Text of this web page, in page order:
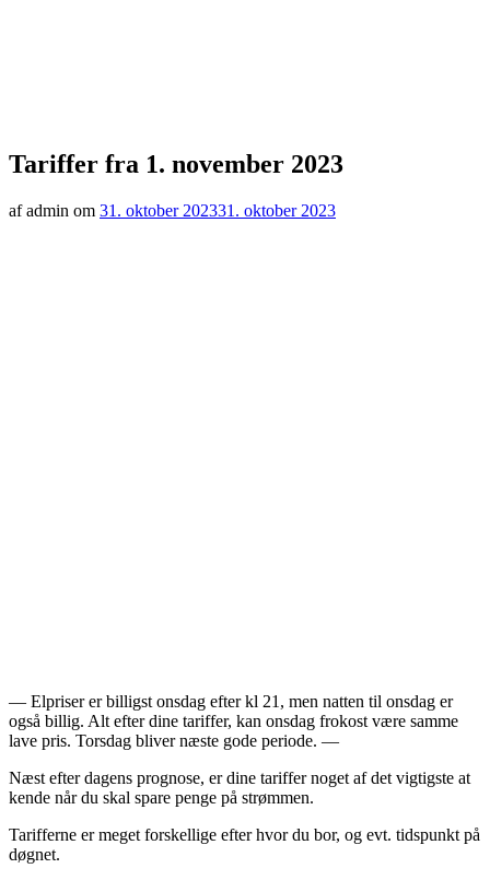
Tariffer fra 1. november 2023
af admin om 31. oktober 202331. oktober 2023
— Elpriser er billigst onsdag efter kl 21, men natten til onsdag er
også billig. Alt efter dine tariffer, kan onsdag frokost være samme
lave pris. Torsdag bliver næste gode periode. —
Næst efter dagens prognose, er dine tariffer noget af det vigtigste at
kende når du skal spare penge på strømmen.
Tarifferne er meget forskellige efter hvor du bor, og evt. tidspunkt på
døgnet.